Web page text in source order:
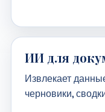
ИИ для
Извлекает
черновики,